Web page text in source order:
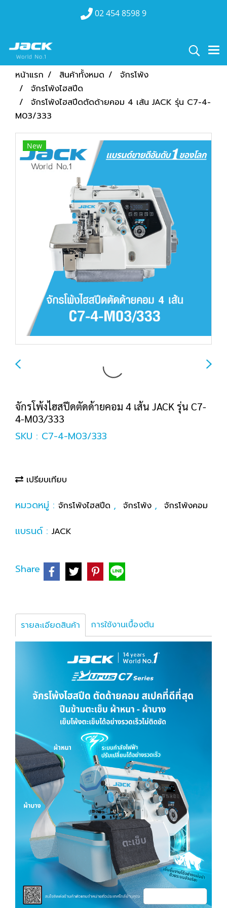
02 454 8598 9
หน้าแรก สินค้าทั้งหมด
จักรโพ้ง
จักรโพ้งไฮสปีด
จักรโพ้งไฮสปีดตัดด้ายคอม 4 เส้น JACK รุ่น C7-4-
M03/333
New
จักรโพ้งไฮสปีดตัดด้ายคอม 4 เส้น JACK รุ่น C7-
4-M03/333
SKU : C7-4-M03/333
เปรียบเทียบ
หมวดหมู่ : จักรโพ้งไฮสปีด , จักรโพ้ง , จักรโพ้งคอม
แบรนด์ : JACK
Share
รายละเอียดสินค้า การใช้งานเบื้องต้น